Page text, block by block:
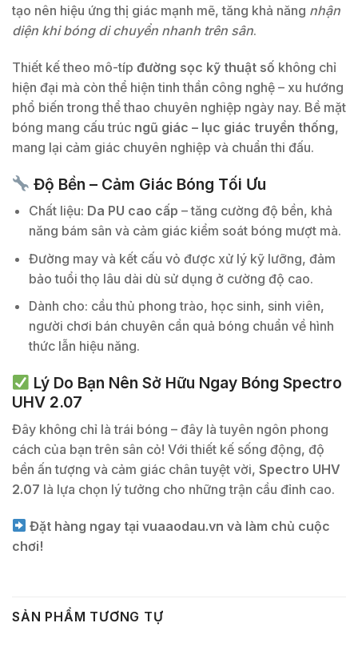
tạo nên hiệu ứng thị giác mạnh mẽ, tăng khả năng nhận
diện khi bóng di chuyển nhanh trên sân.
Thiết kế theo mô-típ đường sọc kỹ thuật số không chỉ
hiện đại mà còn thể hiện tinh thần công nghệ – xu hướng
phổ biến trong thể thao chuyên nghiệp ngày nay. Bề mặt
bóng mang cấu trúc ngũ giác – lục giác truyền thống,
mang lại cảm giác chuyên nghiệp và chuẩn thi đấu.
Độ Bền – Cảm Giác Bóng Tối Ưu
Chất liệu: Da PU cao cấp – tăng cường độ bền, khả
năng bám sân và cảm giác kiểm soát bóng mượt mà.
Đường may và kết cấu vỏ được xử lý kỹ lưỡng, đảm
bảo tuổi thọ lâu dài dù sử dụng ở cường độ cao.
Dành cho: cầu thủ phong trào, học sinh, sinh viên,
người chơi bán chuyên cần quả bóng chuẩn về hình
thức lẫn hiệu năng.
Lý Do Bạn Nên Sở Hữu Ngay Bóng Spectro
UHV 2.07
Đây không chỉ là trái bóng – đây là tuyên ngôn phong
cách của bạn trên sân cỏ! Với thiết kế sống động, độ
bền ấn tượng và cảm giác chân tuyệt vời, Spectro UHV
2.07 là lựa chọn lý tưởng cho những trận cầu đỉnh cao.
Đặt hàng ngay tại vuaaodau.vn và làm chủ cuộc
chơi!
SẢN PHẨM TƯƠNG TỰ